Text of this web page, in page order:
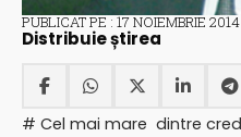
PUBLICAT PE : 17 NOIEMBRIE 2014
Distribuie știrea
# Cel mai mare dintre